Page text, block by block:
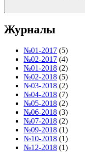
Журналы
№01-2017 (5)
№02-2017 (4)
№01-2018 (2)
№02-2018 (5)
№03-2018 (2)
№04-2018 (7)
№05-2018 (2)
№06-2018 (3)
№07-2018 (2)
№09-2018 (1)
№10-2018 (1)
№12-2018 (1)